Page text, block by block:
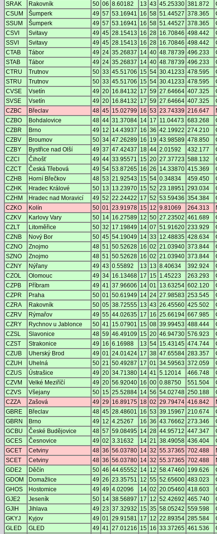
SRAK
Rakovník 50 06 8.60182 13 43 45.25330 381.872
CSUM
Šumperk 49 57 53.16941 16 58 51.44527 378.365
SSUM
Šumperk 49 57 53.16941 16 58 51.44527 378.365
CSVI
Svitavy 49 45 28.15413 16 28 16.70846 498.442
SSVI
Svitavy 49 45 28.15413 16 28 16.70846 498.442
CTAB
Tábor 49 24 35.26837 14 40 48.78739 496.233
STAB
Tábor 49 24 35.26837 14 40 48.78739 496.233
CTRU
Trutnov 50 33 45.51706 15 54 30.41233 478.595
STRU
Trutnov 50 33 45.51706 15 54 30.41233 478.595
CVSE
Vsetín 49 20 16.84132 17 59 27.64664 407.325
SVSE
Vsetín 49 20 16.84132 17 59 27.64664 407.325
CZBC
Břeclav 48 45 15.02799 16 53 23.74339 216.647
CZBO
Bohdalovice 48 44 31.37084 14 17 11.04473 683.268
CZBR
Brno 49 12 14.43937 16 36 42.19922 274.210
CZBV
Broumov 50 34 47.26289 16 19 43.98589 478.850
CZBY
Bystřice nad Olší 49 37 47.42437 18 44 2.01592 432.177
CZCI
Čihošť 49 44 33.95571 15 20 27.37723 588.132
CZCT
Česká Třebová 49 54 53.87265 16 26 14.33870 415.369
CZHB
Horní Břečkov 48 53 21.92543 15 54 0.34834 459.450
CZHK
Hradec Králové 50 13 13.23970 15 52 23.18951 293.034
CZHM
Hradec nad Moravicí 49 52 22.24422 17 52 53.59436 354.384
CZKO
Kolín 50 01 23.91978 15 12 9.81069 264.313
CZKV
Karlovy Vary 50 14 16.27589 12 50 27.23502 461.689
CZLT
Litoměřice 50 32 17.19849 14 07 51.91620 233.929
CZNB
Nový Bor 50 45 54.19049 14 33 12.48835 428.634
CZNO
Znojmo 48 51 50.52628 16 02 21.03940 373.844
SZNO
Znojmo 48 51 50.52628 16 02 21.03940 373.844
CZNY
Nýřany 49 43 0.55892 13 13 8.40634 392.924
CZOL
Olomouc 49 34 16.13468 17 15 1.45223 263.293
CZPB
Příbram 49 41 37.96606 14 01 13.63254 602.120
CZPR
Praha 50 01 50.61949 14 24 27.98583 253.545
CZRA
Rakovník 50 05 38.72555 13 43 26.45560 425.502
CZRV
Rýmařov 49 55 44.02635 17 16 25.66194 667.985
CZRY
Rychnov u Jablonce 50 41 15.07901 15 08 39.99453 488.444
CZSL
Slavonice 48 59 46.49109 15 20 46.94730 576.923
CZST
Strakonice 49 16 6.16988 13 54 15.43145 474.744
CZUB
Uherský Brod 49 01 24.01424 17 38 47.65584 283.357
CZUH
Uhelná 50 21 50.49287 17 01 34.59563 372.059
CZUS
Ústrašice 49 20 34.71380 14 41 5.12014 466.748
CZVM
Velké Meziříčí 49 20 56.92040 16 00 0.88750 551.504
CZVS
Všejany 50 15 25.52884 14 56 54.02748 250.188
CZZA
Zašová 49 29 16.89175 18 02 29.79474 416.842
GBRE
Břeclav 48 45 28.48601 16 53 39.15967 210.674
GBRN
Brno 49 12 4.25267 16 36 43.76662 273.346
GCBU
České Budějovice 48 57 59.08495 14 28 44.95712 447.347
GCES
Česnovice 49 02 3.31632 14 21 38.49058 436.404
GCET
Cetviny 48 36 56.03780 14 32 55.37365 702.488
SCET
Cetviny 48 36 56.03780 14 32 55.37365 702.488
GDE2
Děčín 50 46 44.65552 14 12 58.47460 199.626
GDOM
Domažlice 49 26 23.35751 12 55 52.65600 483.023
GHOS
Hostomice 49 49 4.02096 14 02 20.05460 418.603
GJE2
Jeseník 50 14 38.56897 17 12 52.42692 465.740
GJIH
Jihlava 49 23 37.32932 15 35 58.05242 559.598
GKYJ
Kyjov 49 01 29.91581 17 12 22.89354 285.584
GLED
GLED 49 41 27.01216 15 16 33.37265 461.536